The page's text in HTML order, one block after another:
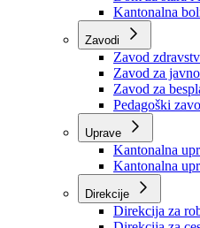
Ustanove
Centar za
Dom za stara i
Kantonalna
Zavodi
Zavod
Zavod za
Zavod za
Pedagoški
Kantonalna
Kantonalna